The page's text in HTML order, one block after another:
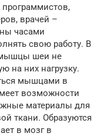
врачей –
часами
свою работу. В
мышцы шеи не
на них нагрузку.
мышцами в
возможности
материалы для
ткани. Образуются
в мозг в